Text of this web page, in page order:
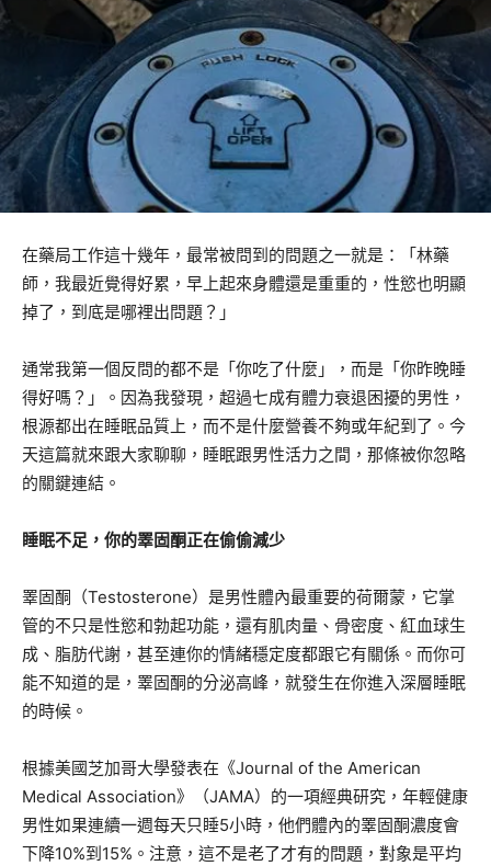
在藥局工作這十幾年，最常被問到的問題之一就是：「林藥
師，我最近覺得好累，早上起來身體還是重重的，性慾也明顯
掉了，到底是哪裡出問題？」
通常我第一個反問的都不是「你吃了什麼」，而是「你昨晚睡
得好嗎？」。因為我發現，超過七成有體力衰退困擾的男性，
根源都出在睡眠品質上，而不是什麼營養不夠或年紀到了。今
天這篇就來跟大家聊聊，睡眠跟男性活力之間，那條被你忽略
的關鍵連結。
睡眠不足，你的睪固酮正在偷偷減少
睪固酮（Testosterone）是男性體內最重要的荷爾蒙，它掌
管的不只是性慾和勃起功能，還有肌肉量、骨密度、紅血球生
成、脂肪代謝，甚至連你的情緒穩定度都跟它有關係。而你可
能不知道的是，睪固酮的分泌高峰，就發生在你進入深層睡眠
的時候。
根據美國芝加哥大學發表在《Journal of the American
Medical Association》（JAMA）的一項經典研究，年輕健康
男性如果連續一週每天只睡5小時，他們體內的睪固酮濃度會
下降10%到15%。注意，這不是老了才有的問題，對象是平均